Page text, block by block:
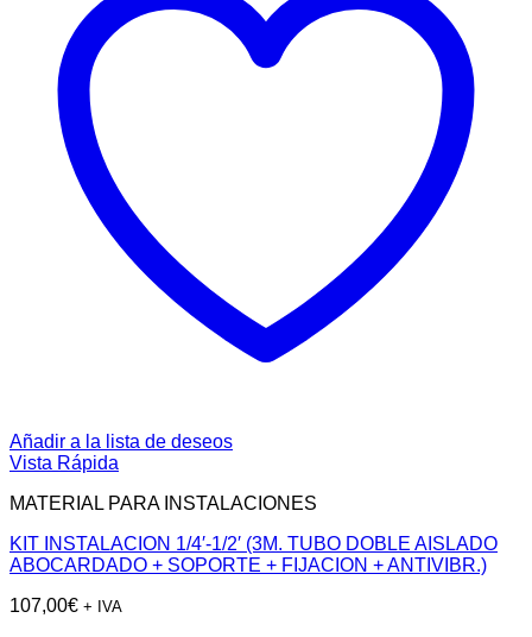
Añadir a la lista de deseos
Vista Rápida
MATERIAL PARA INSTALACIONES
KIT INSTALACION 1/4′-1/2′ (3M. TUBO DOBLE AISLADO
ABOCARDADO + SOPORTE + FIJACION + ANTIVIBR.)
107,00€ + IVA